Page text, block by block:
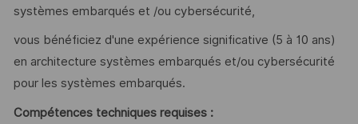
systèmes embarqués et /ou cybersécurité,
vous bénéficiez d'une expérience significative (5 à 10 ans)
en architecture systèmes embarqués et/ou cybersécurité
pour les systèmes embarqués.
Compétences techniques requises :